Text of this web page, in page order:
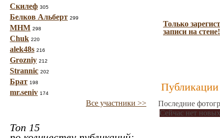
Скилеф 305
Белков Альберт 299
МНМ 298
Chuk 220
alek48s 216
Grozniy 212
Strannic 202
Брат 198
mr.seniv 174
Все участники >>
Топ 15
Только
записи на стене!
Публикации
Последние
Сейчас нет